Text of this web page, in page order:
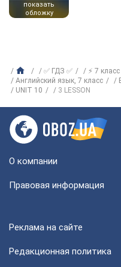
показать
обложку
✅ ГДЗ ✅ ⚡ 7 класс
Английский язык, 7 класс
UNIT 10
3 LESSON
О компании
Правовая информация
Реклама на сайте
Редакционная политика